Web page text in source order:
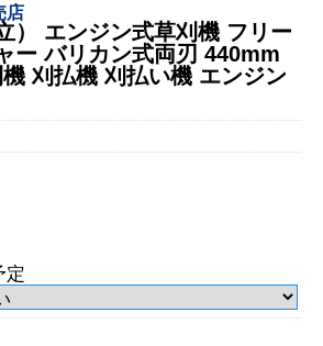
店
） エンジン式草刈機 フリー
ー バリカン式両刃 440mm
刈払機 刈払い機 エンジン
定